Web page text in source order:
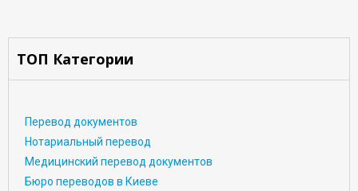
ТОП Категории
Перевод документов
Нотариальный перевод
Медицинский перевод документов
Бюро переводов в Киеве